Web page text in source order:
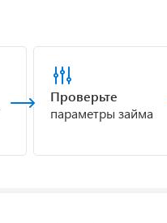
Проверьте
параметры займа